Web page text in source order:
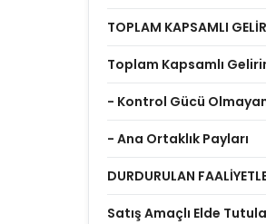
TOPLAM KAPSAMLI GELİR
Toplam Kapsamlı Gelirin
- Kontrol Gücü
- Ana Ortaklık Payları
DURDURULAN
Satış Amaçlı Elde